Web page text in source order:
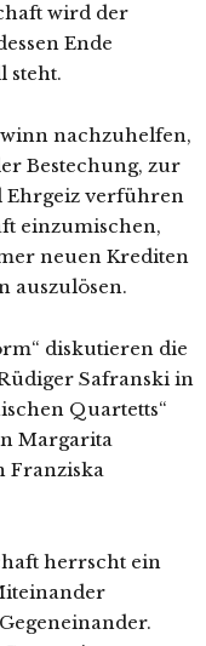
wird der
Ende
steht.
nachzuhelfen,
Bestechung, zur
Ehrgeiz verführen
einzumischen,
neuen Krediten
auszulösen.
diskutieren die
Safranski in
Quartetts“
Margarita
Franziska
herrscht ein